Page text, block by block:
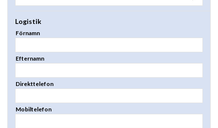
Logistik
Förnamn
Efternamn
Direkttelefon
Mobiltelefon